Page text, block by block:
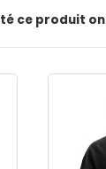
ce produit